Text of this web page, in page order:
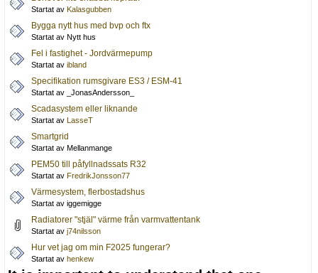
Startat av Kalasgubben
Bygga nytt hus med bvp och ftx
Startat av Nytt hus
Fel i fastighet - Jordvärmepump
Startat av ibland
Specifikation rumsgivare ES3 / ESM-41
Startat av _JonasAndersson_
Scadasystem eller liknande
Startat av LasseT
Smartgrid
Startat av Mellanmange
PEM50 till påfyllnadssats R32
Startat av FredrikJonsson77
Värmesystem, flerbostadshus
Startat av iggemigge
Radiatorer "stjäl" värme från varmvattentank
Startat av j74nilsson
Hur vet jag om min F2025 fungerar?
Startat av henkew